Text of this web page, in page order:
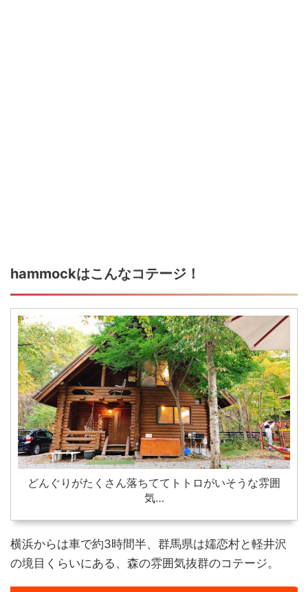
hammockはこんなコテージ！
どんぐりがたくさん落ちててトトロがいそうな雰囲
気…
横浜からは車で約3時間半、群馬県は嬬恋村と軽井沢
の境目くらいにある、森の雰囲気抜群のコテージ。